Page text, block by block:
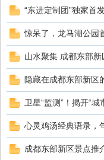
“东进定制团”独家首
惊呆了，龙马湖公园
山水聚集 成都东部
隐藏在成都东部新区
卫星“监测”！揭开“城
心灵鸡汤经典语录，
成都东部新区景点推